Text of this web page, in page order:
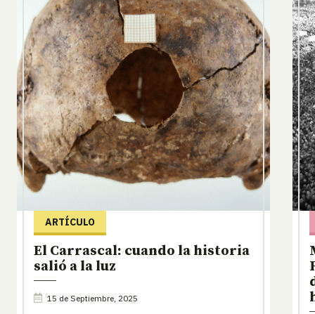
ARTÍCULO
El Carrascal: cuando la historia
salió a la luz
15 de Septiembre, 2025